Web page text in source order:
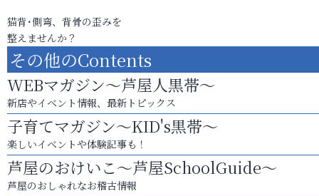
猫背･側弯、背骨の歪みを
整えませんか？
その他のContents
WEBマガジン～芦屋人黒帯～
新店やイベント情報、最新トピックス
子育てマガジン～KID's黒帯～
楽しいイベントや体験記事も！
芦屋のおけいこ～芦屋SchoolGuide～
芦屋のおしゃれなお稽古情報